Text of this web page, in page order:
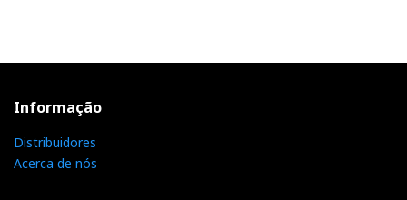
Informação
Distribuidores
Acerca de nós